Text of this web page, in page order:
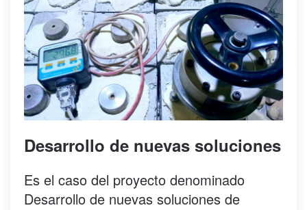
Desarrollo de nuevas soluciones
Es el caso del proyecto denominado
Desarrollo de nuevas soluciones de